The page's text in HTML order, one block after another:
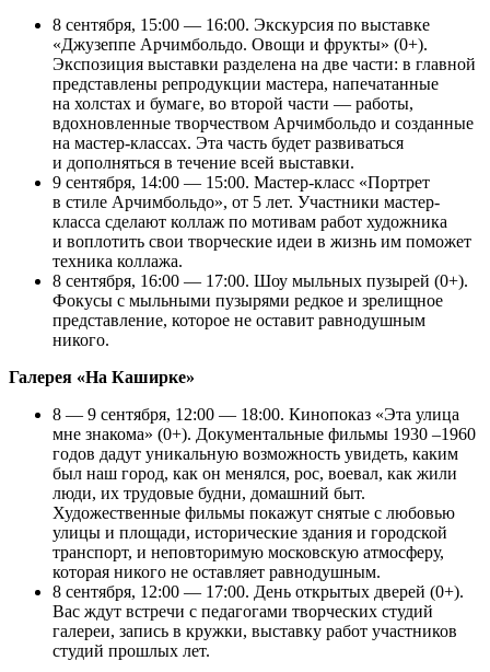
8 сентября, 15:00 — 16:00. Экскурсия по выставке
«Джузеппе Арчимбольдо. Овощи и фрукты» (0+).
Экспозиция выставки разделена на две части: в главной
представлены репродукции мастера, напечатанные
на холстах и бумаге, во второй части — работы,
вдохновленные творчеством Арчимбольдо и созданные
на мастер-классах. Эта часть будет развиваться
и дополняться в течение всей выставки.
9 сентября, 14:00 — 15:00. Мастер-класс «Портрет
в стиле Арчимбольдо», от 5 лет. Участники мастер-
класса сделают коллаж по мотивам работ художника
и воплотить свои творческие идеи в жизнь им поможет
техника коллажа.
8 сентября, 16:00 — 17:00. Шоу мыльных пузырей (0+).
Фокусы с мыльными пузырями редкое и зрелищное
представление, которое не оставит равнодушным
никого.
Галерея «На Каширке»
8 — 9 сентября, 12:00 — 18:00. Кинопоказ «Эта улица
мне знакома» (0+). Документальные фильмы 1930 –1960
годов дадут уникальную возможность увидеть, каким
был наш город, как он менялся, рос, воевал, как жили
люди, их трудовые будни, домашний быт.
Художественные фильмы покажут снятые с любовью
улицы и площади, исторические здания и городской
транспорт, и неповторимую московскую атмосферу,
которая никого не оставляет равнодушным.
8 сентября, 12:00 — 17:00. День открытых дверей (0+).
Вас ждут встречи с педагогами творческих студий
галереи, запись в кружки, выставку работ участников
студий прошлых лет.